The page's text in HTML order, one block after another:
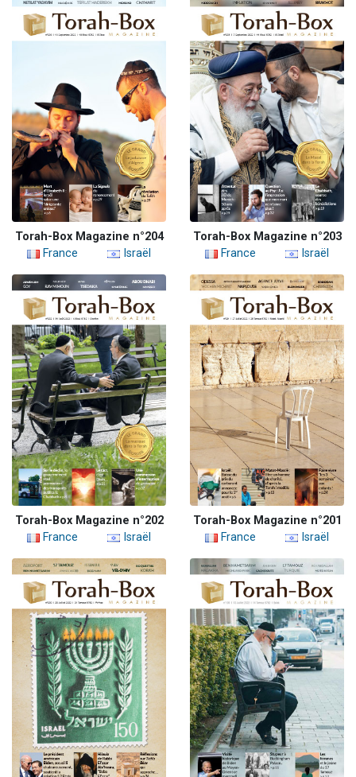
Torah-Box Magazine n°204
France
Israël
Torah-Box Magazine n°203
France
Israël
Torah-Box Magazine n°202
France
Israël
Torah-Box Magazine n°201
France
Israël